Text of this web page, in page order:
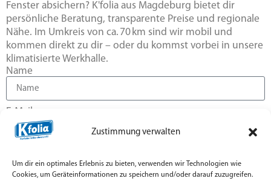
Zustimmung verwalten
Um dir ein optimales Erlebnis zu bieten, verwenden wir Technologien wie
Cookies, um Geräteinformationen zu speichern und/oder darauf zuzugreifen.
Fenster absichern? K'folia aus Magdeburg bietet dir
persönliche Beratung, transparente Preise und regionale
Nähe. Im Umkreis von ca. 70 km sind wir mobil und
kommen direkt zu dir – oder du kommst vorbei in unsere
klimatisierte Werkhalle.
Name
E-Mail